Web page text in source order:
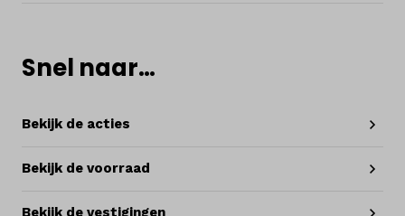
Snel naar…
Bekijk de acties
Bekijk de voorraad
Bekijk de vestigingen